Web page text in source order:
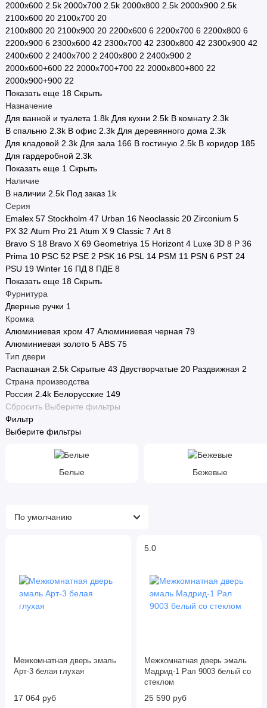
2000х600 2.5k 2000х700 2.5k 2000х800 2.5k 2000х900 2.5k
2100х600 20 2100х700 20
2100х800 20 2100х900 20 2200х600 6 2200х700 6 2200х800 6
2200х900 6 2300х600 42 2300х700 42 2300х800 42 2300х900 42
2400х600 2 2400х700 2 2400х800 2 2400х900 2
2000х600+600 22 2000х700+700 22 2000х800+800 22
2000х900+900 22
Показать еще 18 Скрыть
Назначение
Для ванной и туалета 1.8k Для кухни 2.5k В комнату 2.3k
В спальню 2.3k В офис 2.3k Для деревянного дома 2.3k
Для кладовой 2.3k Для зала 166 В гостиную 2.5k В коридор 185
Для гардеробной 2.3k
Показать еще 1 Скрыть
Наличие
В наличии 2.5k Под заказ 1k
Серия
Emalex 57 Stockholm 47 Urban 16 Neoclassic 20 Zirconium 5
PX 32 Atum Pro 21 Atum X 9 Classic 7 Art 8
Bravo S 18 Bravo X 69 Geometriya 15 Horizont 4 Luxe 3D 8 P 36
Prima 10 PSC 52 PSE 2 PSK 16 PSL 14 PSM 11 PSN 6 PST 24
PSU 19 Winter 16 ПД 8 ПДЕ 8
Показать еще 18 Скрыть
Фурнитура
Дверные ручки 1
Кромка
Алюминиевая хром 47 Алюминиевая черная 79
Алюминиевая золото 5 ABS 75
Тип двери
Распашная 2.5k Скрытые 43 Двустворчатые 20 Раздвижная 2
Страна производства
Россия 2.4k Белорусские 149
Сбросить Выберите фильтры
Фильтр
Выберите фильтры
Белые Бежевые
Межкомнатная дверь эмаль
Арт-3 белая глухая
17 064 руб
5.0
Межкомнатная дверь эмаль
Мадрид-1 Рал 9003 белый со
стеклом
25 590 руб